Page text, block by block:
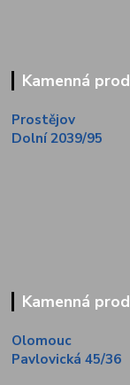
Kamenná
Prostějov
Dolní 2039/95
Kamenná
Olomouc
Pavlovická 45/36